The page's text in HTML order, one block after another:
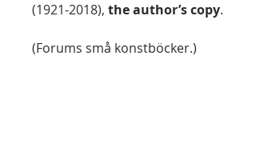
(1921-2018), the author’s copy.
(Forums små konstböcker.)